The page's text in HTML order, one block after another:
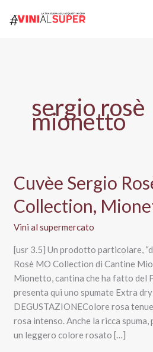
sergio rosè
mionetto
Cuvèe Sergio
Collection,
Vini al supermercato
[usr 3.5] Un prodotto particolare,
Rosè MO Collection di Cantine
Mionetto, cantina che ha fatto del
presenta qui uno spumate Extra
DEGUSTAZIONEColore rosa
rosa intenso. Anche la ricca
un leggero colore rosato […]